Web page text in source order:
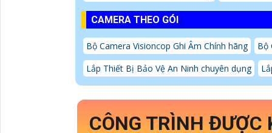
CAMERA THEO GÓI
Bộ Camera Visioncop Ghi Âm Chính hãng
Bộ
Lắp Thiết Bị Bảo Vệ An Ninh chuyên dụng
CÔNG TRÌNH ĐƯỢC